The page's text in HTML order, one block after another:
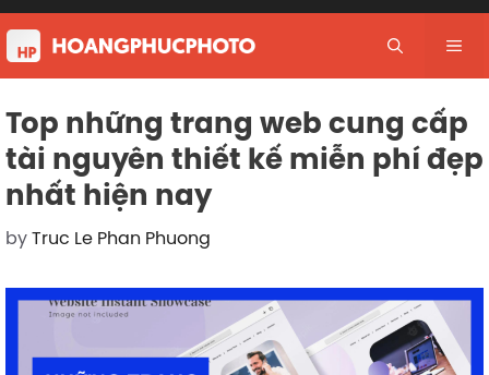
Skip
to
content
Top những trang web cung cấp
tài nguyên thiết kế miễn phí đẹp
nhất hiện nay
byTruc Le Phan Phuong